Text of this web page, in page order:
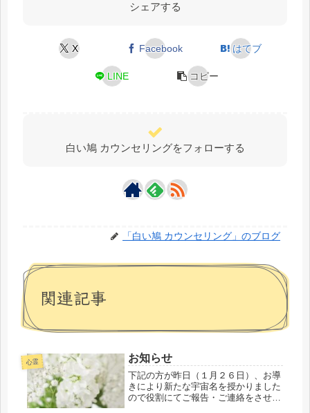
シェアする
X Facebook はてブ
LINE コピー
白い鳩 カウンセリングをフォローする
「白い鳩 カウンセリング」のブログ
関連記事
心霊 お知らせ
下記の方が昨日（１月２６日）、お導
きにより新たな宇宙名を授かりました
ので役割にてご報告・ご連絡をさせて